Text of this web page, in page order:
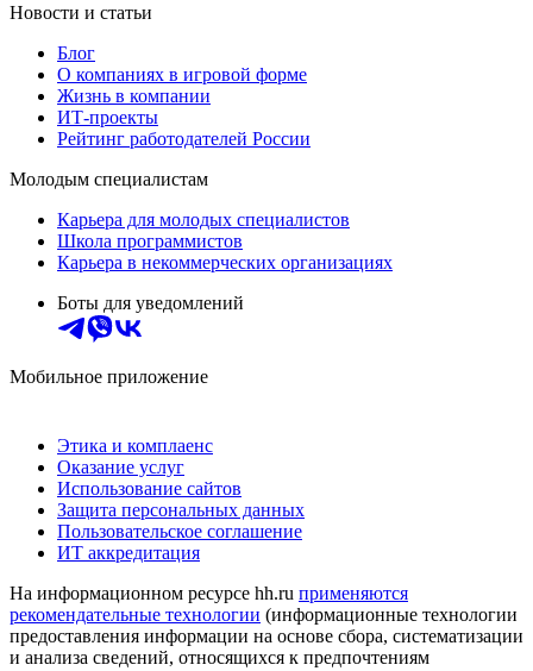
Новости и статьи
Блог
О компаниях в игровой форме
Жизнь в компании
ИТ-проекты
Рейтинг работодателей России
Молодым специалистам
Карьера для молодых специалистов
Школа программистов
Карьера в некоммерческих организациях
Боты для уведомлений
Мобильное приложение
Этика и комплаенс
Оказание услуг
Использование сайтов
Защита персональных данных
Пользовательское соглашение
ИТ аккредитация
На информационном ресурсе hh.ru применяются
рекомендательные технологии (информационные технологии
предоставления информации на основе сбора, систематизации
и анализа сведений, относящихся к предпочтениям